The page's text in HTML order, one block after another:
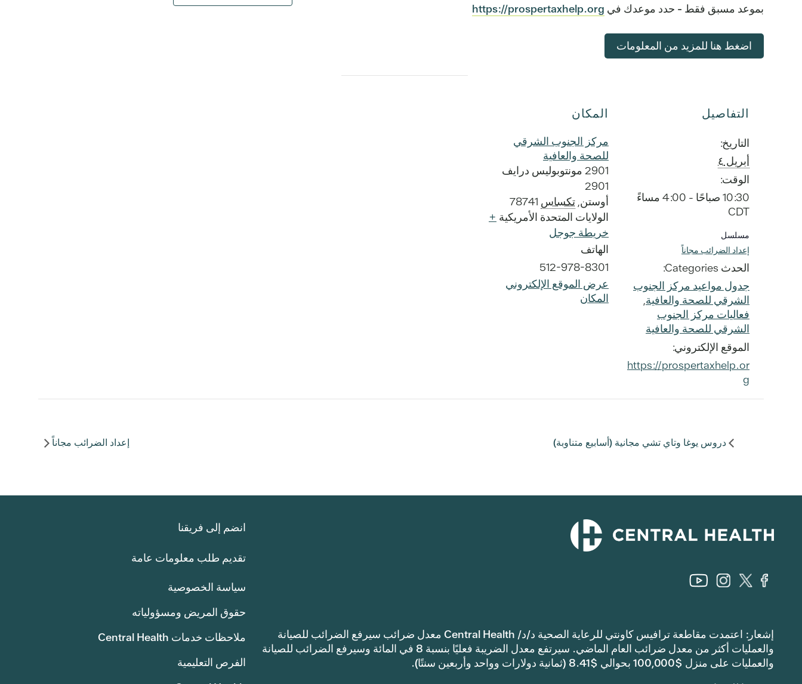
بموعد مسبق فقط - حدد موعدك في https://prospertaxhelp.org
اضغط هنا للمزيد من المعلومات
التفاصيل
التاريخ:
أبريل ٤
الوقت:
10:30 صباحًا - 4:00 مساءً
CDT
مسلسل
إعداد الضرائب مجاناً
الحدث Categories:
جدول مواعيد مركز الجنوب
الشرقي للصحة والعافية
فعاليات مركز الجنوب
الشرقي للصحة والعافية
الموقع الإلكتروني:
https://prospertaxhelp.or
g
المكان
مركز الجنوب الشرقي
للصحة والعافية
2901 مونتوبوليس درايف
2901
أوستن تكساس 78741
الولايات المتحدة الأمريكية +
خريطة جوجل
الهاتف
512-978-8301
عرض الموقع الإلكتروني
المكان
دروس يوغا وتاي تشي مجانية (أسابيع متناوبة) إعداد الضرائب مجاناً
إشعار: اعتمدت مقاطعة ترافيس كاونتي للرعاية الصحية د/د/ Central Health معدل ضرائب سيرفع الضرائب للصيانة
والعمليات أكثر من معدل ضرائب العام الماضي. سيرتفع معدل الضريبة فعليًا بنسبة 8 في المائة وسيرفع الضرائب للصيانة
والعمليات على منزل $100,000 بحوالي $8.41 (ثمانية دولارات وواحد وأربعين سنتًا).
انضم إلى فريقنا
تقديم طلب معلومات عامة
سياسة الخصوصية
حقوق المريض ومسؤولياته
ملاحظات خدمات Central Health
الفرص التعليمية